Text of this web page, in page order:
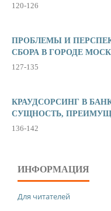
120-126
ПРОБЛЕМЫ И
СБОРА В ГОРОДЕ
127-135
КРАУДСОРСИНГ В
СУЩНОСТЬ,
136-142
ИНФОРМАЦИЯ
Для читателей